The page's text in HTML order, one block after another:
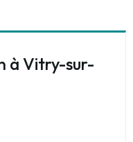
à Vitry-sur-